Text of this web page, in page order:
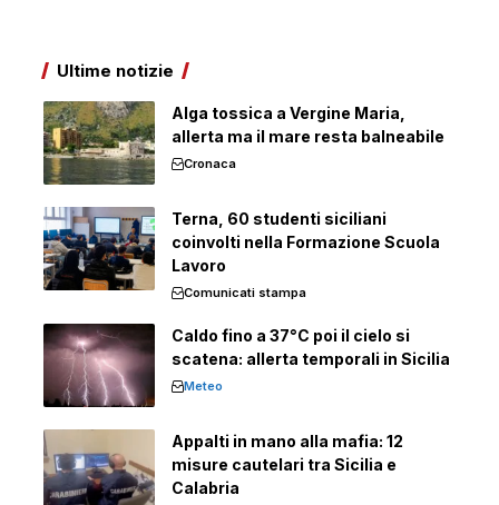
Ultime notizie
Alga tossica a Vergine Maria,
allerta ma il mare resta balneabile
Cronaca
Terna, 60 studenti siciliani
coinvolti nella Formazione Scuola
Lavoro
Comunicati stampa
Caldo fino a 37°C poi il cielo si
scatena: allerta temporali in Sicilia
Meteo
Appalti in mano alla mafia: 12
misure cautelari tra Sicilia e
Calabria